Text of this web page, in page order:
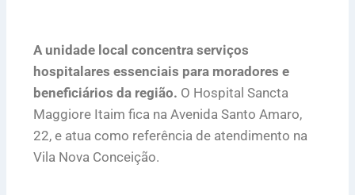
A unidade local concentra serviços
hospitalares essenciais para moradores e
beneficiários da região. O Hospital Sancta
Maggiore Itaim fica na Avenida Santo Amaro,
22, e atua como referência de atendimento na
Vila Nova Conceição.